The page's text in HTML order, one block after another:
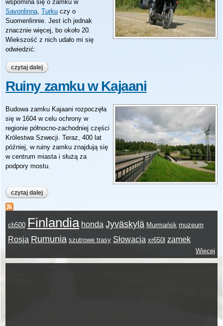
wspomina się o zamku w
Savonlinna, Turku czy o
Suomenlinnie. Jest ich jednak
znacznie więcej, bo około 20.
Wiekszość z nich udało mi się
odwiedzić:
czytaj dalej wpis szlakiem zamków finlandii
Ruiny zamku w Kajaani
Budowa zamku Kajaani rozpoczęła
się w 1604 w celu ochrony w
regionie północno-zachodniej części
Królestwa Szwecji. Teraz, 400 lat
później, w ruiny zamku znajdują się
w centrum miasta i służą za
podpory mostu.
czytaj dalej wpis ruiny zamku w kajaani
cb500 Finlandia honda Jyväskylä Murmańsk muzeum
Rosja Rumunia szutrowe trasy Słowacja xr650l zamek
Więcej